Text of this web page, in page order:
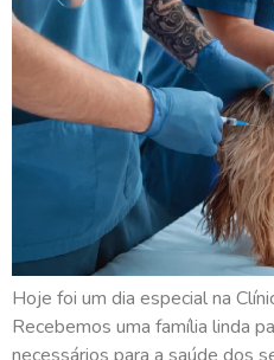
Hoje foi um dia especial na
Recebemos uma família linda
necessários para a saúde dos